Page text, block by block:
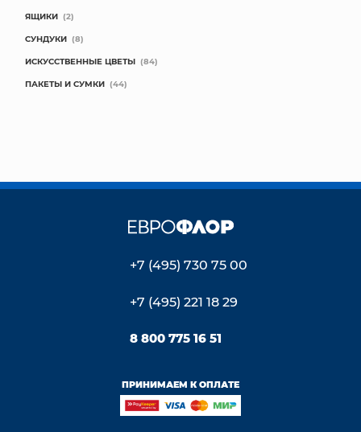
ЯЩИКИ (2)
СУНДУКИ (8)
ИСКУССТВЕННЫЕ ЦВЕТЫ (84)
ПАКЕТЫ И СУМКИ (44)
+7 (495) 730 75 00
+7 (495) 221 18 29
8 800 775 16 51
ПРИНИМАЕМ К ОПЛАТЕ